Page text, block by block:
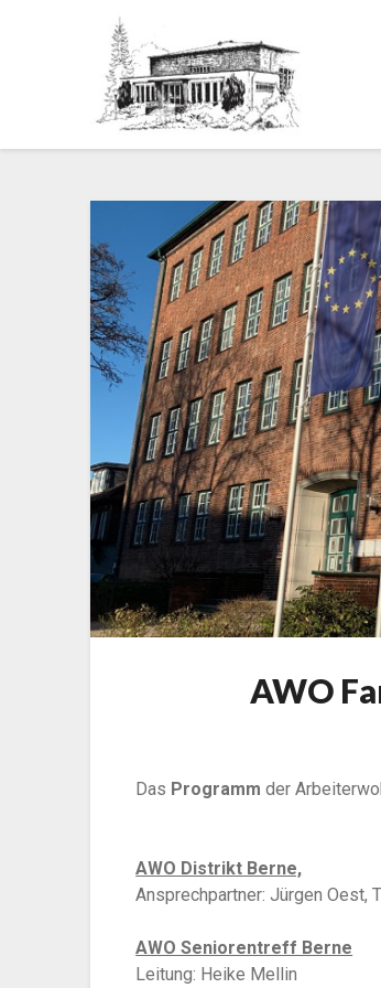
AWO
Das Programm der
AWO Distrikt Berne,
Ansprechpartner: Jürgen Oest,
AWO Seniorentreff Berne
Leitung: Heike Mellin